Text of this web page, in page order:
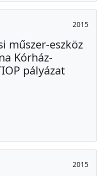
2015
műszer-eszköz
Kórház-
pályázat
2015